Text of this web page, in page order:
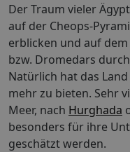
Der Traum vieler
auf der Cheops-
erblicken und auf
bzw. Dromedars
Natürlich hat das
mehr zu bieten. Sehr
Meer, nach Hurghada
besonders für ihre
geschätzt werden.